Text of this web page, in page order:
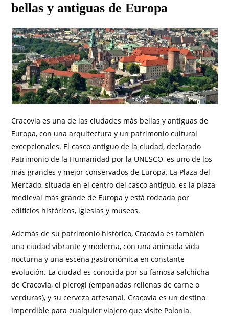
bellas y antiguas de Europa
Cracovia es una de las ciudades más bellas y antiguas de
Europa, con una arquitectura y un patrimonio cultural
excepcionales. El casco antiguo de la ciudad, declarado
Patrimonio de la Humanidad por la UNESCO, es uno de los
más grandes y mejor conservados de Europa. La Plaza del
Mercado, situada en el centro del casco antiguo, es la plaza
medieval más grande de Europa y está rodeada por
edificios históricos, iglesias y museos.
Además de su patrimonio histórico, Cracovia es también
una ciudad vibrante y moderna, con una animada vida
nocturna y una escena gastronómica en constante
evolución. La ciudad es conocida por su famosa salchicha
de Cracovia, el pierogi (empanadas rellenas de carne o
verduras), y su cerveza artesanal. Cracovia es un destino
imperdible para cualquier viajero que visite Polonia.